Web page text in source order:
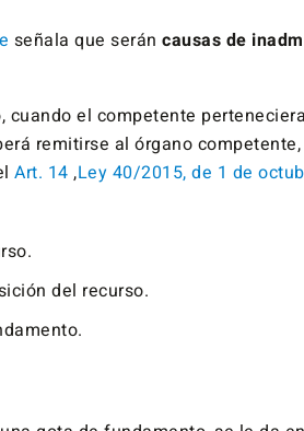
señala que serán causas de
el competente
remitirse al órgano competente,
Art. 14 ,Ley 40/2015, de 1 de
del recurso.